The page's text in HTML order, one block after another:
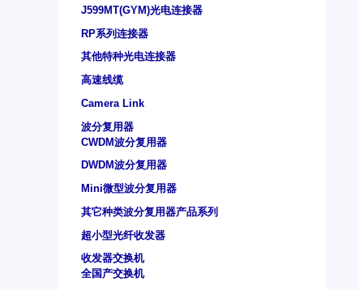
J599MT(GYM)光电连接器
RP系列连接器
其他特种光电连接器
高速线缆
Camera Link
波分复用器
CWDM波分复用器
DWDM波分复用器
Mini微型波分复用器
其它种类波分复用器产品系列
超小型光纤收发器
收发器交换机
全国产交换机